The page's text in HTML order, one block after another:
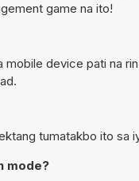
game na ito!
mobile device pati na
tumatakbo ito sa
mode?